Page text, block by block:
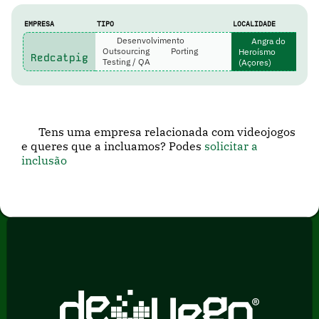
EMPRESA TIPO LOCALIDADE
Redcatpig
Desenvolvimento
Outsourcing
Porting
Testing / QA
Angra do
Heroísmo
(Açores)
Tens uma empresa relacionada com videojogos
e queres que a incluamos? Podes solicitar a
inclusão